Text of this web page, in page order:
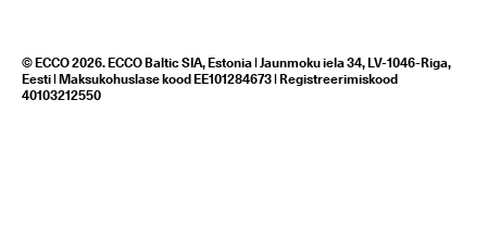
© ECCO 2026. ECCO Baltic SIA, Estonia | Jaunmoku iela 34, LV-1046-Riga,
Eesti | Maksukohuslase kood EE101284673 | Registreerimiskood
40103212550